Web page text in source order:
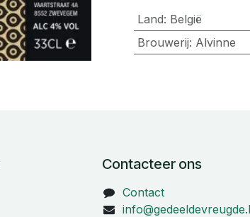
Land: België
Brouwerij: Alvinne
Contacteer ons
Contact